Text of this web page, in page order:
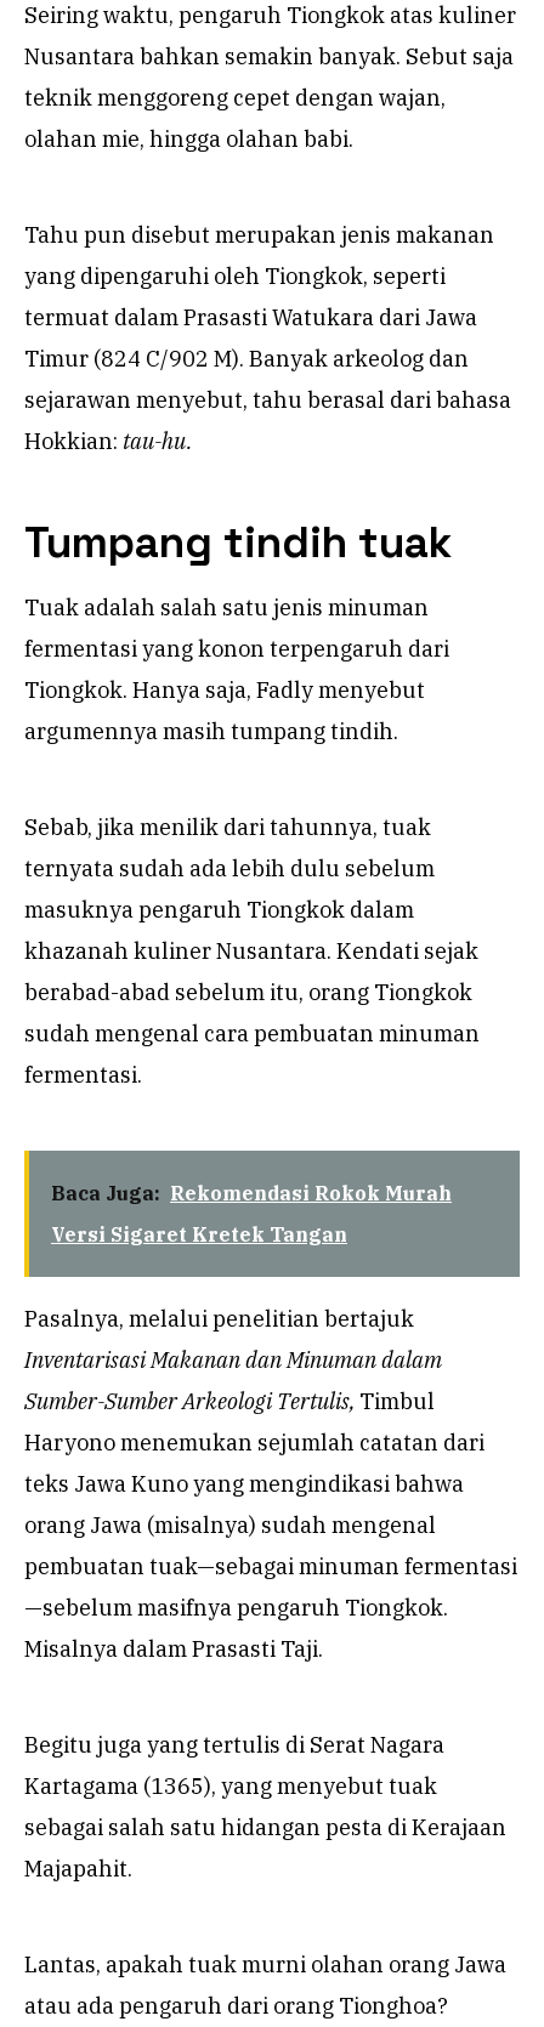
Seiring waktu, pengaruh Tiongkok atas kuliner
Nusantara bahkan semakin banyak. Sebut saja
teknik menggoreng cepet dengan wajan,
olahan mie, hingga olahan babi.
Tahu pun disebut merupakan jenis makanan
yang dipengaruhi oleh Tiongkok, seperti
termuat dalam Prasasti Watukara dari Jawa
Timur (824 C/902 M). Banyak arkeolog dan
sejarawan menyebut, tahu berasal dari bahasa
Hokkian: tau-hu.
Tumpang tindih tuak
Tuak adalah salah satu jenis minuman
fermentasi yang konon terpengaruh dari
Tiongkok. Hanya saja, Fadly menyebut
argumennya masih tumpang tindih.
Sebab, jika menilik dari tahunnya, tuak
ternyata sudah ada lebih dulu sebelum
masuknya pengaruh Tiongkok dalam
khazanah kuliner Nusantara. Kendati sejak
berabad-abad sebelum itu, orang Tiongkok
sudah mengenal cara pembuatan minuman
fermentasi.
Baca Juga: Rekomendasi Rokok Murah
Versi Sigaret Kretek Tangan
Pasalnya, melalui penelitian bertajuk
Inventarisasi Makanan dan Minuman dalam
Sumber-Sumber Arkeologi Tertulis, Timbul
Haryono menemukan sejumlah catatan dari
teks Jawa Kuno yang mengindikasi bahwa
orang Jawa (misalnya) sudah mengenal
pembuatan tuak—sebagai minuman fermentasi
—sebelum masifnya pengaruh Tiongkok.
Misalnya dalam Prasasti Taji.
Begitu juga yang tertulis di Serat Nagara
Kartagama (1365), yang menyebut tuak
sebagai salah satu hidangan pesta di Kerajaan
Majapahit.
Lantas, apakah tuak murni olahan orang Jawa
atau ada pengaruh dari orang Tionghoa?